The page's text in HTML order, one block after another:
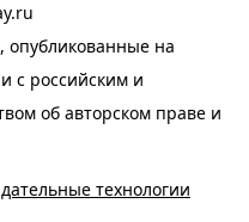
на
с российским и
об авторском праве и
технологии